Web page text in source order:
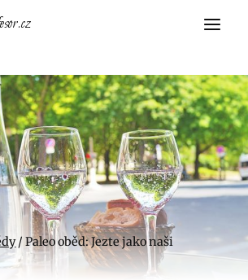
/ Paleo oběd: Jezte jako naši